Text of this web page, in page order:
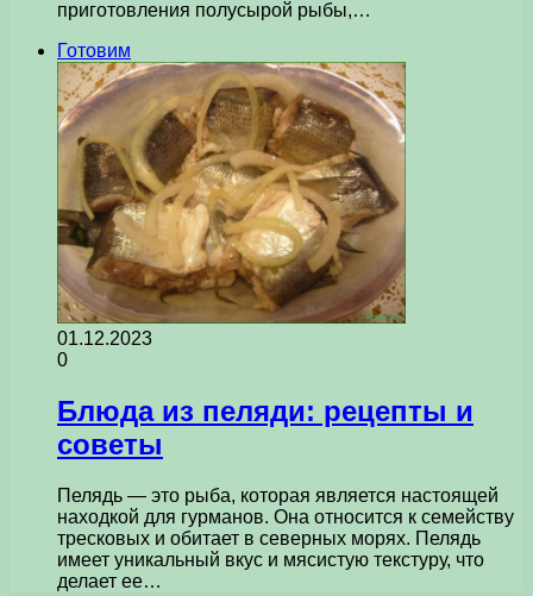
приготовления полусырой рыбы,…
Готовим
01.12.2023
0
Блюда из пеляди: рецепты и
советы
Пелядь — это рыба, которая является настоящей
находкой для гурманов. Она относится к семейству
тресковых и обитает в северных морях. Пелядь
имеет уникальный вкус и мясистую текстуру, что
делает ее…